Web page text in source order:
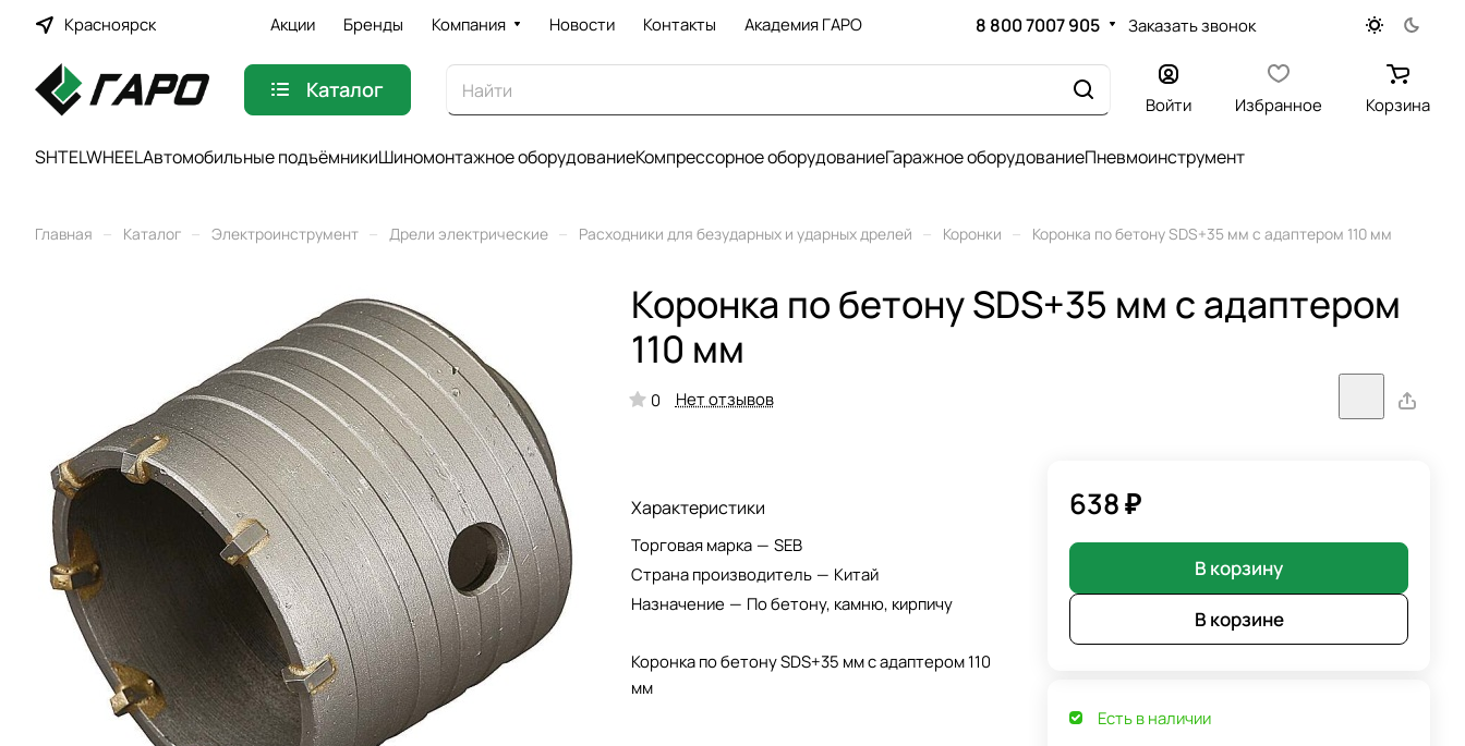
Красноярск Акции Бренды Компания Новости Контакты Академия ГАРО 8 800 7007 905 Заказать звонок
Каталог
Войти Избранное Корзина
SHTELWHEELАвтомобильные подъёмникиШиномонтажное оборудованиеКомпрессорное оборудованиеГаражное оборудованиеПневмоинструмент
Главная – Каталог – Электроинструмент – Дрели электрические – Расходники для безударных и ударных дрелей – Коронки – Коронка по бетону SDS+35 мм с адаптером 110 мм
Коронка по бетону SDS+35 мм с адаптером
110 мм
0 Нет отзывов
Характеристики
Торговая марка — SEB
Страна производитель — Китай
Назначение — По бетону, камню, кирпичу
Коронка по бетону SDS+35 мм с адаптером 110
мм
638 ₽
В корзину
В корзине
Есть в наличии